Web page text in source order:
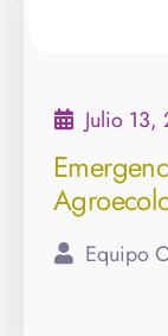
Julio 13,
Equipo